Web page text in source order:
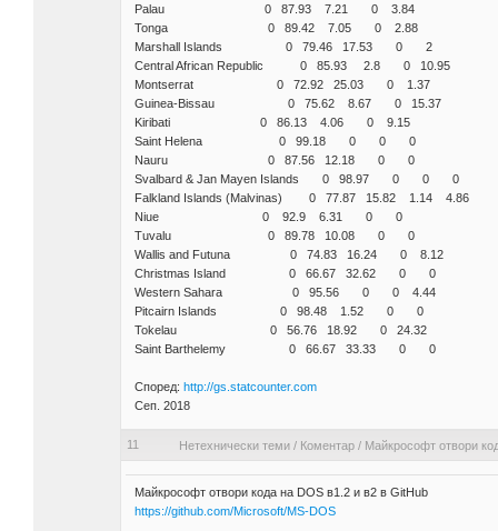
Palau 0 87.93 7.21 0 3.84
Tonga 0 89.42 7.05 0 2.88
Marshall Islands 0 79.46 17.53 0 2
Central African Republic 0 85.93 2.8 0 10.95
Montserrat 0 72.92 25.03 0 1.37
Guinea-Bissau 0 75.62 8.67 0 15.37
Kiribati 0 86.13 4.06 0 9.15
Saint Helena 0 99.18 0 0 0
Nauru 0 87.56 12.18 0 0
Svalbard & Jan Mayen Islands 0 98.97 0 0 0
Falkland Islands (Malvinas) 0 77.87 15.82 1.14 4.86
Niue 0 92.9 6.31 0 0
Tuvalu 0 89.78 10.08 0 0
Wallis and Futuna 0 74.83 16.24 0 8.12
Christmas Island 0 66.67 32.62 0 0
Western Sahara 0 95.56 0 0 4.44
Pitcairn Islands 0 98.48 1.52 0 0
Tokelau 0 56.76 18.92 0 24.32
Saint Barthelemy 0 66.67 33.33 0 0
Според: http://gs.statcounter.com
Сеп. 2018
11 Нетехнически теми/ Коментар/ Майкрософт отвори
Майкрософт отвори кода на DOS в1.2 и в2 в GitHub
https://github.com/Microsoft/MS-DOS